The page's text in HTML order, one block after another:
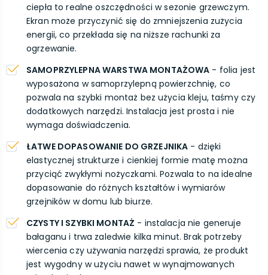
ciepła to realne oszczędności w sezonie grzewczym.
Ekran może przyczynić się do zmniejszenia zużycia
energii, co przekłada się na niższe rachunki za
ogrzewanie.
SAMOPRZYLEPNA WARSTWA MONTAŻOWA - folia jest
wyposażona w samoprzylepną powierzchnię, co
pozwala na szybki montaż bez użycia kleju, taśmy czy
dodatkowych narzędzi. Instalacja jest prosta i nie
wymaga doświadczenia.
ŁATWE DOPASOWANIE DO GRZEJNIKA - dzięki
elastycznej strukturze i cienkiej formie matę można
przyciąć zwykłymi nożyczkami. Pozwala to na idealne
dopasowanie do różnych kształtów i wymiarów
grzejników w domu lub biurze.
CZYSTY I SZYBKI MONTAŻ - instalacja nie generuje
bałaganu i trwa zaledwie kilka minut. Brak potrzeby
wiercenia czy używania narzędzi sprawia, że produkt
jest wygodny w użyciu nawet w wynajmowanych